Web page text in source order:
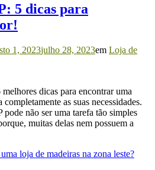
5 dicas para
1, 2023julho 28, 2023em Loja de
dicas para encontrar uma
as suas necessidades.
pode não ser uma tarefa tão simples
muitas delas nem possuem a